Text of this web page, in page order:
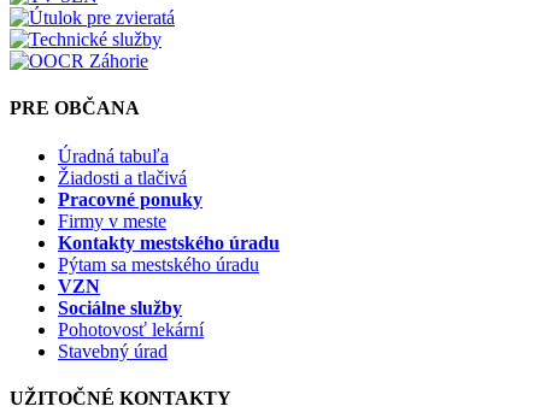
PRE OBČANA
Úradná tabuľa
Žiadosti a tlačivá
Pracovné ponuky
Firmy v meste
Kontakty mestského úradu
Pýtam sa mestského úradu
VZN
Sociálne služby
Pohotovosť lekární
Stavebný úrad
UŽITOČNÉ KONTAKTY